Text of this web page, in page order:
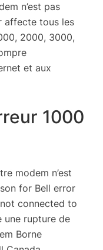
n’est pas
affecte tous les
2000, 3000,
et aux
1000
modem n’est
for Bell error
connected to
une rupture de
Borne